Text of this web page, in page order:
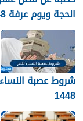
2026
شروط عصبة
1448